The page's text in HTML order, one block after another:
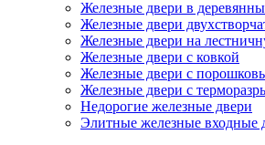
Железные двери в
Железные двери
Железные двери на
Железные двери с ковкой
Железные двери с
Железные двери с
Недорогие железные двери
Элитные железные входные